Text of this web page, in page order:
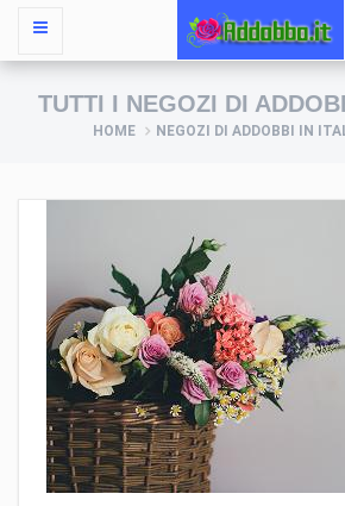
TUTTI I NEGOZI DI
HOME NEGOZI DI ADDOBBI IN